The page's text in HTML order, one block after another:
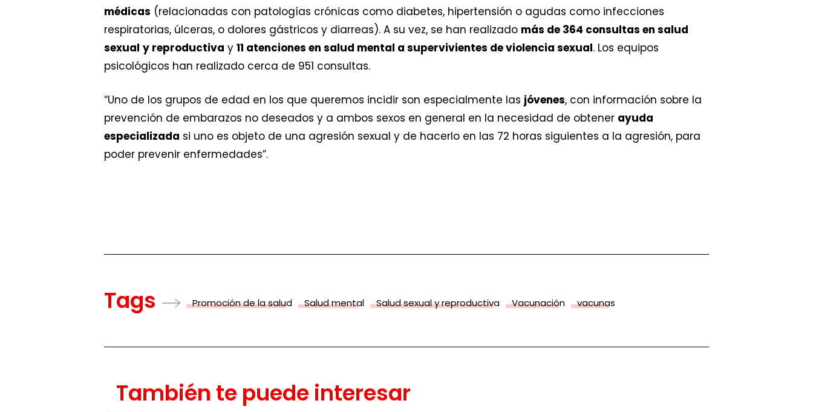
médicas (relacionadas con patologías crónicas como diabetes, hipertensión o agudas como infecciones
respiratorias, úlceras, o dolores gástricos y diarreas). A su vez, se han realizado más de 364 consultas en salud
sexual y reproductiva y 11 atenciones en salud mental a supervivientes de violencia sexual. Los equipos
psicológicos han realizado cerca de 951 consultas.
“Uno de los grupos de edad en los que queremos incidir son especialmente las jóvenes, con información sobre la
prevención de embarazos no deseados y a ambos sexos en general en la necesidad de obtener ayuda
especializada si uno es objeto de una agresión sexual y de hacerlo en las 72 horas siguientes a la agresión, para
poder prevenir enfermedades”.
Tags Promoción de la salud Salud mental Salud sexual y reproductiva Vacunación vacunas
También te puede interesar